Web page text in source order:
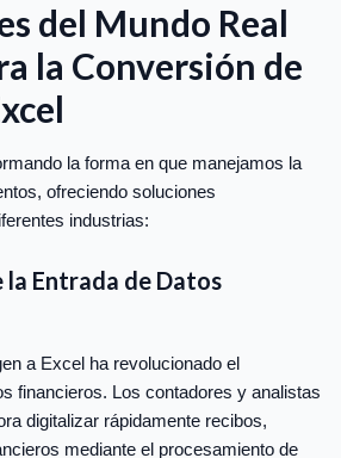
del Mundo Real
la Conversión de
la forma en que manejamos la
ofreciendo soluciones
industrias:
Entrada de Datos
a Excel ha revolucionado el
financieros. Los contadores y analistas
digitalizar rápidamente recibos,
mediante el procesamiento de